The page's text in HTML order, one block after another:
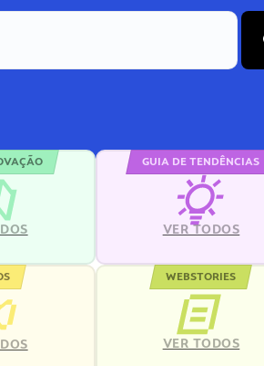
GUIA DE TENDÊNCIAS
VER TODOS
WEBSTORIES
VER TODOS